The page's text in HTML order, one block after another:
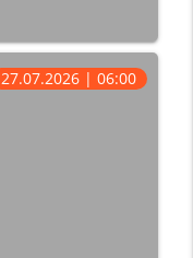
27.07.2026 | 06:00